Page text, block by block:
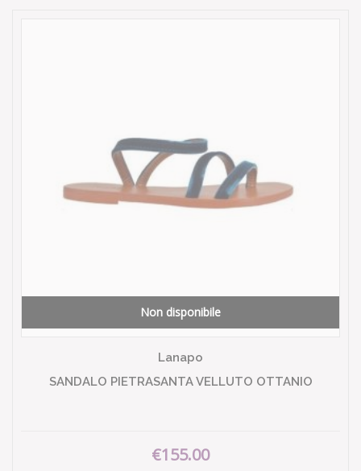
Non disponibile
Lanapo
SANDALO PIETRASANTA VELLUTO OTTANIO
€155.00